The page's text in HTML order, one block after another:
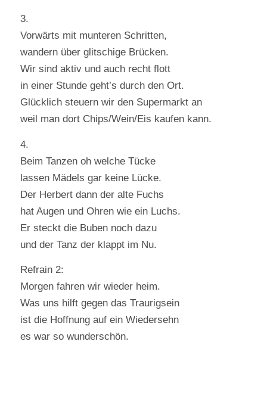
3.
Vorwärts mit munteren Schritten,
wandern über glitschige Brücken.
Wir sind aktiv und auch recht flott
in einer Stunde geht’s durch den Ort.
Glücklich steuern wir den Supermarkt an
weil man dort Chips/Wein/Eis kaufen kann.
4.
Beim Tanzen oh welche Tücke
lassen Mädels gar keine Lücke.
Der Herbert dann der alte Fuchs
hat Augen und Ohren wie ein Luchs.
Er steckt die Buben noch dazu
und der Tanz der klappt im Nu.
Refrain 2:
Morgen fahren wir wieder heim.
Was uns hilft gegen das Traurigsein
ist die Hoffnung auf ein Wiedersehn
es war so wunderschön.